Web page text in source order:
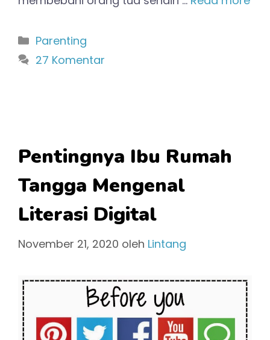
Kategori
Parenting
27 Komentar
Pentingnya Ibu Rumah
Tangga Mengenal
Literasi Digital
November 21, 2020 oleh Lintang